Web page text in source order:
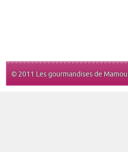
© 2011 Les gourmandises de